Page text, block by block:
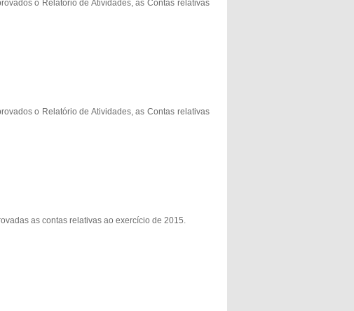
o Relatório de Atividades, as Contas relativas
o Relatório de Atividades, as Contas relativas
as contas relativas ao exercício de 2015.